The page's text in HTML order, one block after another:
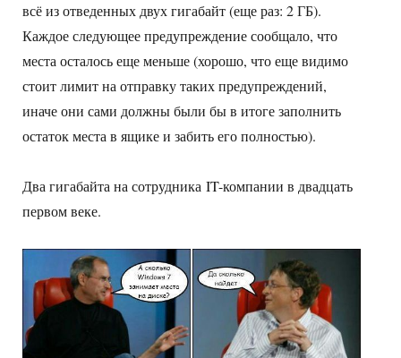
всё из отведенных двух гигабайт (еще раз: 2 ГБ).
Каждое следующее предупреждение сообщало, что
места осталось еще меньше (хорошо, что еще видимо
стоит лимит на отправку таких предупреждений,
иначе они сами должны были бы в итоге заполнить
остаток места в ящике и забить его полностью).
Два гигабайта на сотрудника IT-компании в двадцать
первом веке.